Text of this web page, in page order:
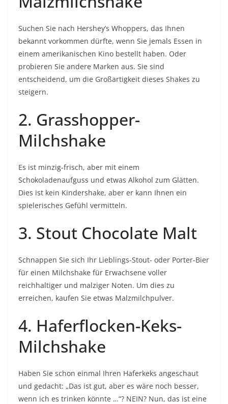
Suchen Sie nach Hershey’s Whoppers, das Ihnen
bekannt vorkommen dürfte, wenn Sie jemals Essen in
einem amerikanischen Kino bestellt haben. Oder
probieren Sie andere Marken aus. Sie sind
entscheidend, um die Großartigkeit dieses Shakes zu
steigern.
2. Grasshopper-
Milchshake
Es ist minzig-frisch, aber mit einem
Schokoladenaufguss und etwas Alkohol zum Glätten.
Dies ist kein Kindershake, aber er kann Ihnen ein
spielerisches Gefühl vermitteln.
3. Stout Chocolate Malt
Schnappen Sie sich Ihr Lieblings-Stout- oder Porter-Bier
für einen Milchshake für Erwachsene voller
reichhaltiger und malziger Noten. Um dies zu
erreichen, kaufen Sie etwas Malzmilchpulver.
4. Haferflocken-Keks-
Milchshake
Haben Sie schon einmal Ihren Haferkeks angeschaut
und gedacht: „Das ist gut, aber es wäre noch besser,
wenn ich es trinken könnte …“? NEIN? Nun, das ist eine